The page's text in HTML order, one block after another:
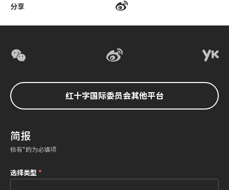
分享
红十字国际委员会其他平台
简报
标有*的为必填项
选择类型*